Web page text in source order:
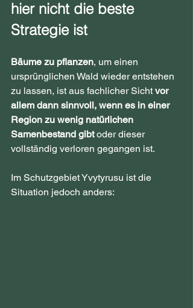
hier nicht die beste
Strategie ist
Bäume zu pflanzen, um einen
ursprünglichen Wald wieder entstehen
zu lassen, ist aus fachlicher Sicht vor
allem dann sinnvoll, wenn es in einer
Region zu wenig natürlichen
Samenbestand gibt oder dieser
vollständig verloren gegangen ist.
Im Schutzgebiet Yvytyrusu ist die
Situation jedoch anders: